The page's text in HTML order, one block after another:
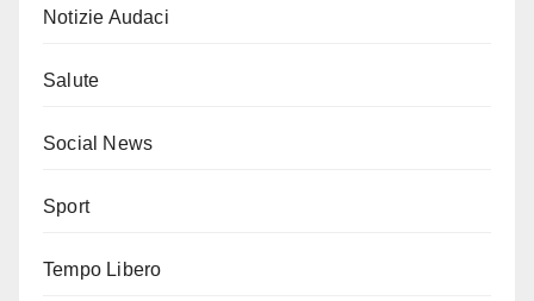
Notizie Audaci
Salute
Social News
Sport
Tempo Libero